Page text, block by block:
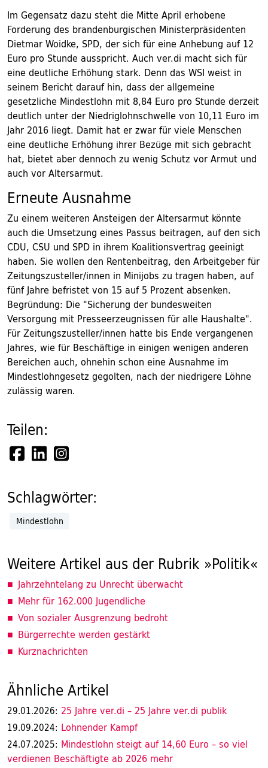
Im Gegensatz dazu steht die Mitte April erhobene
Forderung des brandenburgischen Ministerpräsidenten
Dietmar Woidke, SPD, der sich für eine Anhebung auf 12
Euro pro Stunde ausspricht. Auch ver.di macht sich für
eine deutliche Erhöhung stark. Denn das WSI weist in
seinem Bericht darauf hin, dass der allgemeine
gesetzliche Mindestlohn mit 8,84 Euro pro Stunde derzeit
deutlich unter der Niedriglohnschwelle von 10,11 Euro im
Jahr 2016 liegt. Damit hat er zwar für viele Menschen
eine deutliche Erhöhung ihrer Bezüge mit sich gebracht
hat, bietet aber dennoch zu wenig Schutz vor Armut und
auch vor Altersarmut.
Erneute Ausnahme
Zu einem weiteren Ansteigen der Altersarmut könnte
auch die Umsetzung eines Passus beitragen, auf den sich
CDU, CSU und SPD in ihrem Koalitionsvertrag geeinigt
haben. Sie wollen den Rentenbeitrag, den Arbeitgeber für
Zeitungszusteller/innen in Minijobs zu tragen haben, auf
fünf Jahre befristet von 15 auf 5 Prozent absenken.
Begründung: Die "Sicherung der bundesweiten
Versorgung mit Presseerzeugnissen für alle Haushalte".
Für Zeitungszusteller/innen hatte bis Ende vergangenen
Jahres, wie für Beschäftige in einigen wenigen anderen
Bereichen auch, ohnehin schon eine Ausnahme im
Mindestlohngesetz gegolten, nach der niedrigere Löhne
zulässig waren.
Teilen:
Schlagwörter:
Mindestlohn
Weitere Artikel aus der Rubrik »Politik«
Jahrzehntelang zu Unrecht überwacht
Mehr für 162.000 Jugendliche
Von sozialer Ausgrenzung bedroht
Bürgerrechte werden gestärkt
Kurznachrichten
Ähnliche Artikel
29.01.2026: 25 Jahre ver.di – 25 Jahre ver.di publik
19.09.2024: Lohnender Kampf
24.07.2025: Mindestlohn steigt auf 14,60 Euro – so viel
verdienen Beschäftigte ab 2026 mehr